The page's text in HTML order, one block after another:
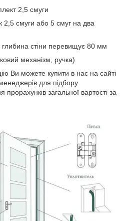
2,5 смуги
2,5 смуги або 5 смуг на два
стіни перевищує 80 мм
механізм, ручка)
Ви можете купити в нас на сайті
для підбору
прорахунків загальної вартості за